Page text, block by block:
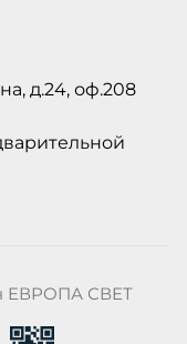
д.24, оф.208
ЕВРОПА СВЕТ